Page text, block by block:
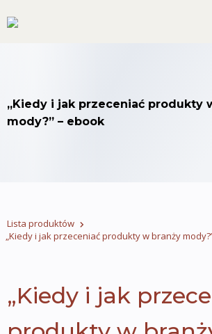
„Kiedy i jak przeceniać produkty
mody?” – ebook
Lista produktów
„Kiedy i jak przeceniać produkty w branży
„Kiedy i jak